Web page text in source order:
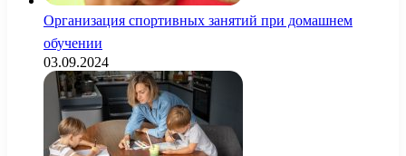
Организация спортивных занятий при домашнем
обучении
03.09.2024